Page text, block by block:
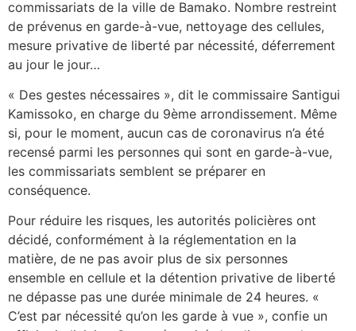
commissariats de la ville de Bamako. Nombre restreint
de prévenus en garde-à-vue, nettoyage des cellules,
mesure privative de liberté par nécessité, déferrement
au jour le jour…
« Des gestes nécessaires », dit le commissaire Santigui
Kamissoko, en charge du 9ème arrondissement. Même
si, pour le moment, aucun cas de coronavirus n’a été
recensé parmi les personnes qui sont en garde-à-vue,
les commissariats semblent se préparer en
conséquence.
Pour réduire les risques, les autorités policières ont
décidé, conformément à la réglementation en la
matière, de ne pas avoir plus de six personnes
ensemble en cellule et la détention privative de liberté
ne dépasse pas une durée minimale de 24 heures. «
C’est par nécessité qu’on les garde à vue », confie un